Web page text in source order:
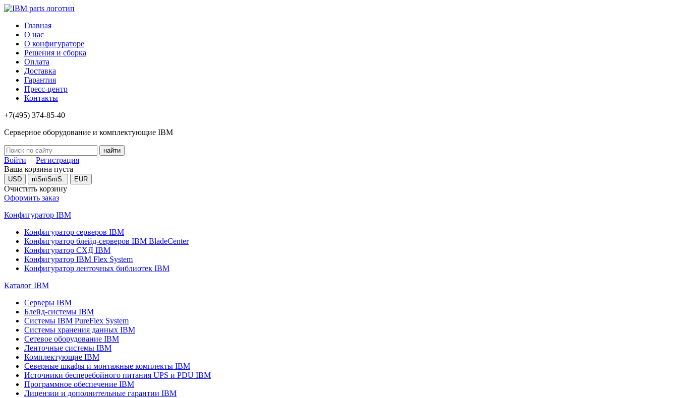
Главная
О нас
О конфигураторе
Решения и сборка
Оплата
Доставка
Гарантия
Пресс-центр
Контакты
+7(495) 374-85-40
Серверное оборудование и комплектующие IBM
Войти | Регистрация
Ваша корзина пуста
USD пїЅпїЅпїЅ. EUR
Очистить корзину
Оформить заказ
Конфигуратор IBM
Конфигуратор серверов IBM
Конфигуратор блейд-серверов IBM BladeCenter
Конфигуратор СХД IBM
Конфигуратор IBM Flex System
Конфигуратор ленточных библиотек IBM
Каталог IBM
Серверы IBM
Блейд-системы IBM
Системы IBM PureFlex System
Системы хранения данных IBM
Сетевое оборудование IBM
Ленточные системы IBM
Комплектующие IBM
Северные шкафы и монтажные комплекты IBM
Источники бесперебойного питания UPS и PDU IBM
Программное обеспечение IBM
Лицензии и дополнительные гарантии IBM